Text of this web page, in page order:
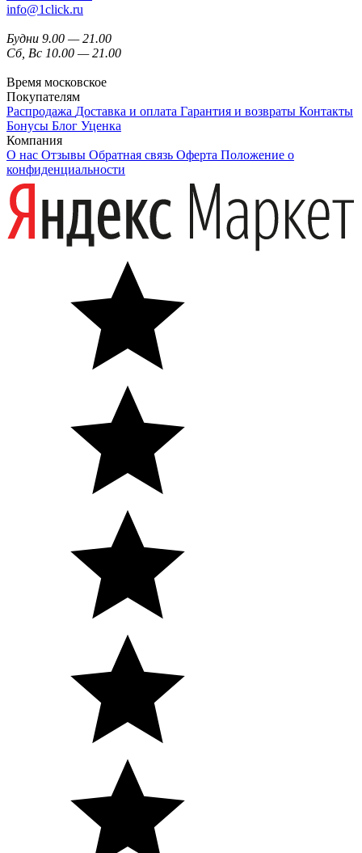
info@1click.ru
Будни 9.00 — 21.00
Сб, Вс 10.00 — 21.00
Время московское
Покупателям
Распродажа Доставка и оплата Гарантия и возвраты Контакты
Бонусы Блог Уценка
Компания
О нас Отзывы Обратная связь Оферта Положение о
конфиденциальности